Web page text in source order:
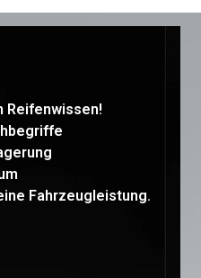
Reifenwissen!
Fahrzeugleistung.